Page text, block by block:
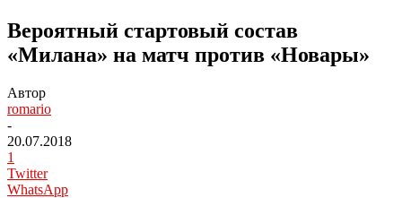
Вероятный стартовый состав
«Милана» на матч против «Новары»
Автор
romario
-
20.07.2018
1
Twitter
WhatsApp